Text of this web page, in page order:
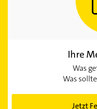
Ihre
Was
Was
Jetzt